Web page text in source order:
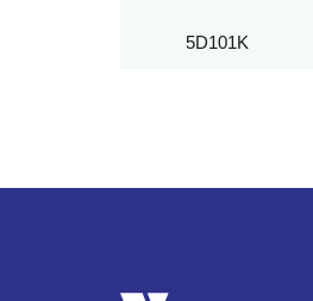
5D101K